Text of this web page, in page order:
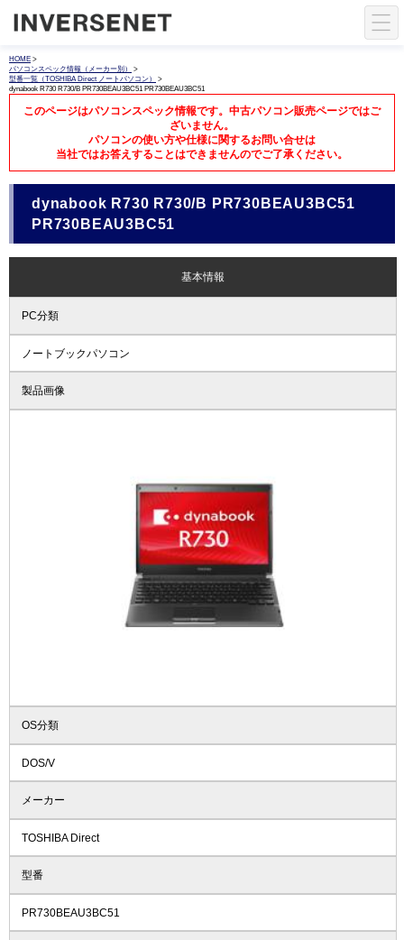
HOME >
パソコンスペック情報（メーカー別）
>
型番一覧（TOSHIBA Direct ノートパソコン）
>
dynabook R730 R730/B PR730BEAU3BC51 PR730BEAU3BC51
このページはパソコンスペック情報です。中古パソコン販売ページではご
ざいません。
パソコンの使い方や仕様に関するお問い合せは
当社ではお答えすることはできませんのでご了承ください。
dynabook R730 R730/B PR730BEAU3BC51
PR730BEAU3BC51
基本情報
PC分類
ノートブックパソコン
製品画像
OS分類
DOS/V
メーカー
TOSHIBA Direct
型番
PR730BEAU3BC51